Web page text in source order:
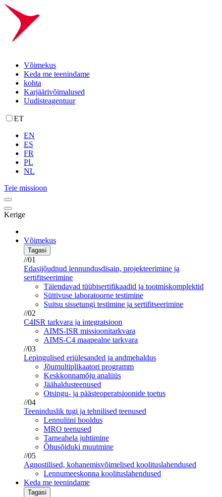
Võimekus
Keda me teenindame
kohta
Karjäärivõimalused
Uudisteagentuur
ET
EN
ES
FR
PL
NL
Teie missioon
Kerige
Võimekus
Tagasi
//01
Edasijõudnud lennundusdisain, projekteerimine ja
sertifitseerimine
Täiendavad tüübisertifikaadid ja tootmiskomplektid
Süttivuse laboratoorne testimine
Suitsu sissetungi testimine ja sertifitseerimine
//02
C4ISR tarkvara ja integratsioon
AIMS-ISR missioonitarkvara
AIMS-C4 maapealne tarkvara
//03
Lepingulised eriülesanded ja andmehaldus
Jõumultiplikaatori programm
Keskkonnamõju analüüs
Jäähaldusteenused
Otsingu- ja päästeoperatsioonide toetus
//04
Teeninduslik tugi ja tehnilised teenused
Lennuliini hooldus
MRO teenused
Tarneahela juhtimine
Õhusõiduki muutmine
//05
Agnostilised, kohanemisvõimelised koolituslahendused
Lennumeeskonna koolituslahendused
Keda me teenindame
Tagasi